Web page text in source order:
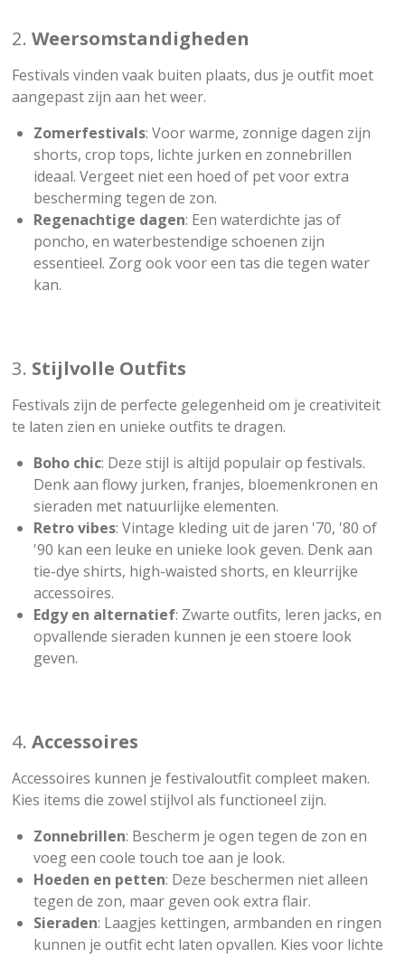
2. Weersomstandigheden
Festivals vinden vaak buiten plaats, dus je outfit moet
aangepast zijn aan het weer.
Zomerfestivals: Voor warme, zonnige dagen zijn
shorts, crop tops, lichte jurken en zonnebrillen
ideaal. Vergeet niet een hoed of pet voor extra
bescherming tegen de zon.
Regenachtige dagen: Een waterdichte jas of
poncho, en waterbestendige schoenen zijn
essentieel. Zorg ook voor een tas die tegen water
kan.
3. Stijlvolle Outfits
Festivals zijn de perfecte gelegenheid om je creativiteit
te laten zien en unieke outfits te dragen.
Boho chic: Deze stijl is altijd populair op festivals.
Denk aan flowy jurken, franjes, bloemenkronen en
sieraden met natuurlijke elementen.
Retro vibes: Vintage kleding uit de jaren '70, '80 of
'90 kan een leuke en unieke look geven. Denk aan
tie-dye shirts, high-waisted shorts, en kleurrijke
accessoires.
Edgy en alternatief: Zwarte outfits, leren jacks, en
opvallende sieraden kunnen je een stoere look
geven.
4. Accessoires
Accessoires kunnen je festivaloutfit compleet maken.
Kies items die zowel stijlvol als functioneel zijn.
Zonnebrillen: Bescherm je ogen tegen de zon en
voeg een coole touch toe aan je look.
Hoeden en petten: Deze beschermen niet alleen
tegen de zon, maar geven ook extra flair.
Sieraden: Laagjes kettingen, armbanden en ringen
kunnen je outfit echt laten opvallen. Kies voor lichte